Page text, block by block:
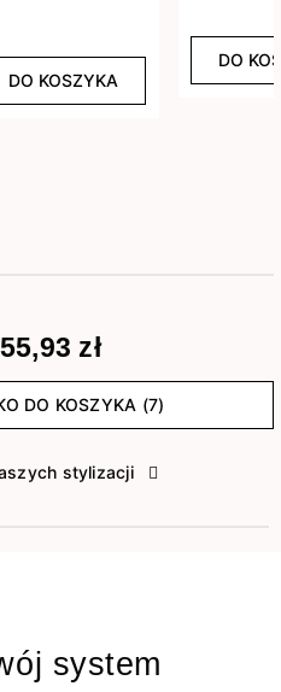
DO KOSZYKA
DO
zł
DO KOSZYKA (7)
stylizacji
system